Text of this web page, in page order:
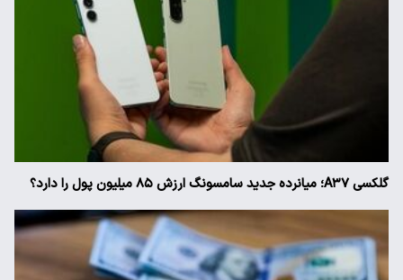
گلکسی A۳۷؛ میانرده جدید سامسونگ ارزش ۸۵ میلیون پول را دارد؟